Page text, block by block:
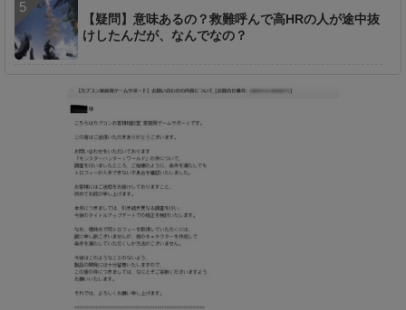
【疑問】意味あるの？救難呼んで高HRの人が途中抜
けしたんだが、なんでなの？